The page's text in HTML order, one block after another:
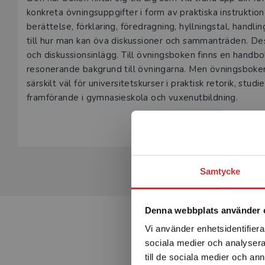
Samtycke
Denna webbplats använder
Vi använder
sociala medier och
till de sociala medier och
konkreta övningsuppgifter i form av praktiska
berättelse, förklaring, föredragning, hyllningstal,
till hur man kan öva diskussioner och sammanträden.
och diskussionsinlägg. Till övningsboken finns en
resonerande bakgrund till övningarna. Men
särskilt väl för universitetskurser i praktisk retorik,
framförande i gymnasieskola och vuxenutbildning.